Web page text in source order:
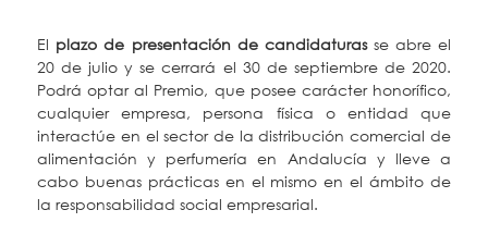
El plazo de presentación de candidaturasse abre el
20 de julio y se cerrará el 30 de septiembre de 2020.
Podrá optar al Premio, que posee carácter honorífico,
cualquier empresa, persona física o entidad que
interactúe en el sector de la distribución comercial de
alimentación y perfumería en Andalucía y lleve a
cabo buenas prácticas en el mismo en el ámbito de
la responsabilidad social empresarial.